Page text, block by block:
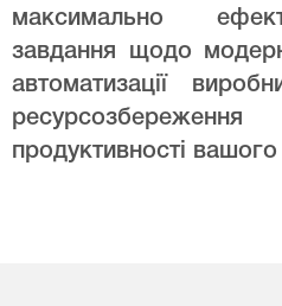
максимально
завдання щодо
автоматизації
продуктивності вашого